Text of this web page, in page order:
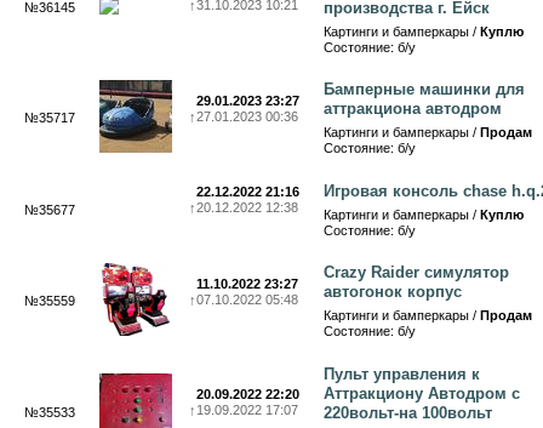
№36145
↑31.10.2023 10:21
производства г. Ейск
Картинги и бамперкары / Куплю
Состояние: б/у
№35717
29.01.2023 23:27
↑27.01.2023 00:36
Бамперные машинки для
аттракциона автодром
Картинги и бамперкары / Продам
Состояние: б/у
№35677
22.12.2022 21:16
↑20.12.2022 12:38
Игровая консоль chase
Картинги и бамперкары / Куплю
Состояние: б/у
№35559
11.10.2022 23:27
↑07.10.2022 05:48
Crazy Raider симулятор
автогонок корпус
Картинги и бамперкары / Продам
Состояние: б/у
№35533
20.09.2022 22:20
↑ 19.09.2022 17:07
Пульт управления к
Аттракциону Автодром с
220вольт-на 100вольт